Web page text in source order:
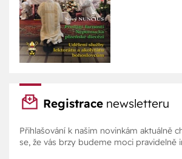
Registrace newsletteru
Přihlašování k našim novinkám aktuálně
se, že vás brzy budeme moci pravidelně